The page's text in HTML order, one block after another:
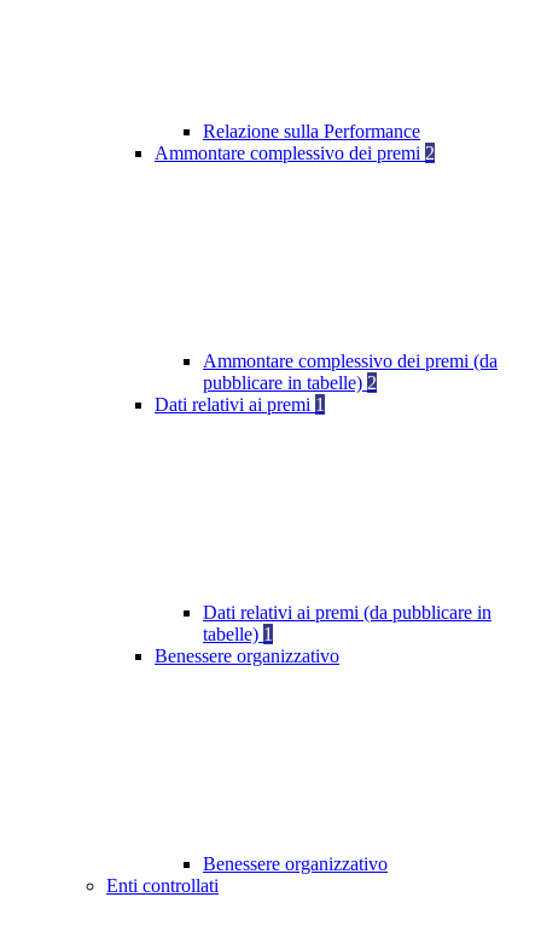
Relazione sulla Performance
Ammontare complessivo dei premi 2
Ammontare complessivo dei premi (da
pubblicare in tabelle) 2
Dati relativi ai premi 1
Dati relativi ai premi (da pubblicare in
tabelle) 1
Benessere organizzativo
Benessere organizzativo
Enti controllati